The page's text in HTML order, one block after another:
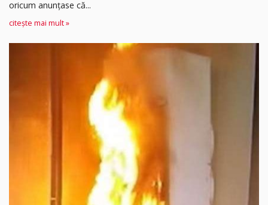
oricum anunțase că...
citește mai mult »